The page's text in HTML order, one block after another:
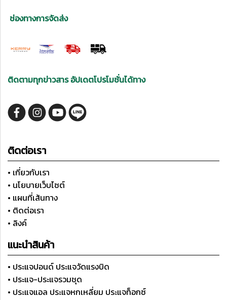
ช่องทางการจัดส่ง
ติดตามทุกข่าวสาร อัปเดตโปรโมชั่นได้ทาง
ติดต่อเรา
• เกี่ยวกับเรา
• นโยบายเว็บไซต์
• แผนที่เส้นทาง
• ติดต่อเรา
• ลิงค์
แนะนำสินค้า
• ประแจปอนด์ ประแจวัดแรงบิด
• ประแจ-ประแจรวมชุด
• ประแจแอล ประแจหกเหลี่ยม ประแจท็อกซ์